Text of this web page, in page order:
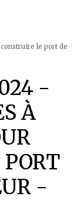
le port de
-
À
-